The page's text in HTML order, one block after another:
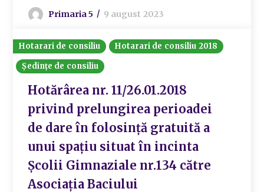
Primaria 5 9 august 2023
Hotarari de consiliu
Hotarari de consiliu 2018
Ședințe de consiliu
Hotărârea nr. 11/26.01.2018
privind prelungirea perioadei
de dare în folosință gratuită a
unui spațiu situat în incinta
Școlii Gimnaziale nr.134 către
Asociația Baciului